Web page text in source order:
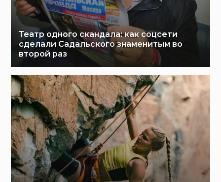
Театр одного скандала: как соцсети
сделали Садальского знаменитым во
второй раз